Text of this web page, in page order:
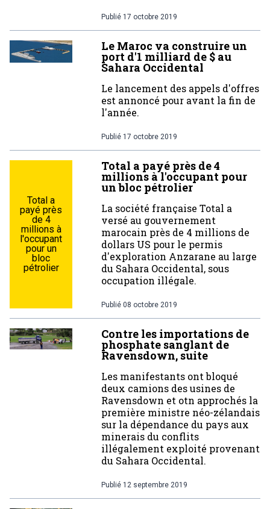
Publié 17 octobre 2019
Le Maroc va construire un
port d'1 milliard de $ au
Sahara Occidental
Le lancement des appels d'offres
est annoncé pour avant la fin de
l'année.
Publié 17 octobre 2019
Total a
payé près
de 4
millions à
l'occupant
pour un
bloc
pétrolier
Total a payé près de 4
millions à l'occupant pour
un bloc pétrolier
La société française Total a
versé au gouvernement
marocain près de 4 millions de
dollars US pour le permis
d'exploration Anzarane au large
du Sahara Occidental, sous
occupation illégale.
Publié 08 octobre 2019
Contre les importations de
phosphate sanglant de
Ravensdown, suite
Les manifestants ont bloqué
deux camions des usines de
Ravensdown et otn approchés la
première ministre néo-zélandais
sur la dépendance du pays aux
minerais du conflits
illégalement exploité provenant
du Sahara Occidental.
Publié 12 septembre 2019